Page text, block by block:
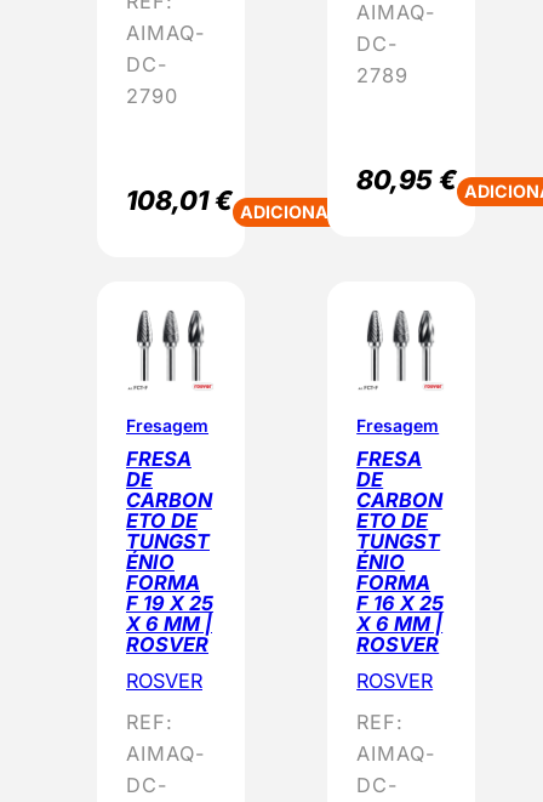
AIMAQ-
DC-
2790
108,01€ ADICIONAR
AIMAQ-
DC-
2789
80,95€
Fresagem
FRESA
DE
CARBON
ETO DE
TUNGST
ÉNIO
FORMA
F 19 X 25
X 6 MM |
ROSVER
ROSVER
REF:
AIMAQ-
DC-
Fresagem
FRESA
DE
CARBON
ETO DE
TUNGST
ÉNIO
FORMA
F 16 X 25
X 6 MM |
ROSVER
ROSVER
REF:
AIMAQ-
DC-